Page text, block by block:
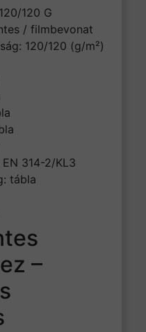
120 G
/ filmbevonat
120/120 (g/m²)
314-2/KL3
tábla
–